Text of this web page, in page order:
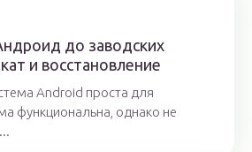
до заводских
и восстановление
Android проста для
функциональна, однако не